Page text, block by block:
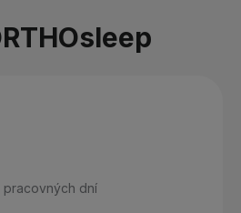
pracovných dní